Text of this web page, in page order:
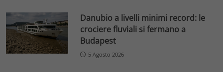
Danubio a livelli minimi record: le
crociere fluviali si fermano a
Budapest
5 Agosto 2026